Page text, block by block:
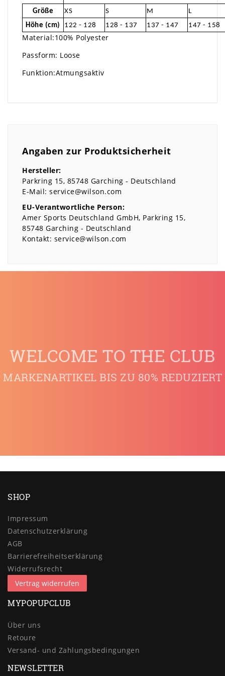
Größe
XS S M
L
Höhe (cm)
122 - 128 128 - 137 137 - 147 147 - 158
Material:100% Polyester
Passform: Loose
Funktion:Atmungsaktiv
Angaben zur Produktsicherheit
Hersteller:
Parkring 15 85748 Garching
Deutschland
E-Mail: service@wilson.com
EU-Verantwortliche Person:
Amer Sports Deutschland GmbH Parkring 15
85748 Garching
Deutschland
Kontakt: service@wilson.com
WELCOME TO THE CLUB
MARKENARTIKEL BIS ZU 80% REDUZIERT
SHOP
Impressum
Daten­schutz­erklärung
AGB
Barrierefreiheitserklärung
Widerrufs­recht
Vertrag widerrufen
MYPOPUPCLUB
Über uns
Retoure
Versand- und Zahlungsbedingungen
NEWSLETTER